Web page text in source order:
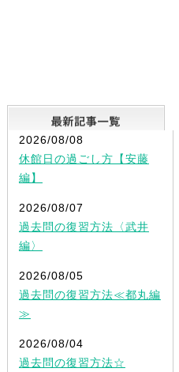
2026/08/08
休館日の過ごし方【安藤
編】
2026/08/07
過去問の復習方法〈武井
編〉
2026/08/05
過去問の復習方法≪都丸編
≫
2026/08/04
過去問の復習方法☆